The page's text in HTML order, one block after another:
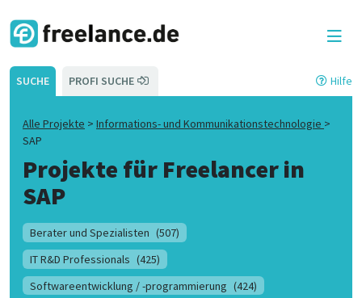
SUCHE PROFI SUCHE Hilfe
Alle Projekte > Informations- und Kommunikationstechnologie >
SAP
Projekte für Freelancer in
SAP
Berater und Spezialisten (507)
IT R&D Professionals (425)
Softwareentwicklung / -programmierung (424)